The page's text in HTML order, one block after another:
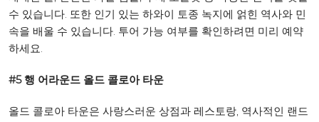
수 있습니다. 또한 인기 있는 하와이 토종 녹지에 얽힌 역사와 민
속을 배울 수 있습니다. 투어 가능 여부를 확인하려면 미리 예약
하세요.
#5 행 어라운드 올드 콜로아 타운
올드 콜로아 타운은 사랑스러운 상점과 레스토랑, 역사적인 랜드